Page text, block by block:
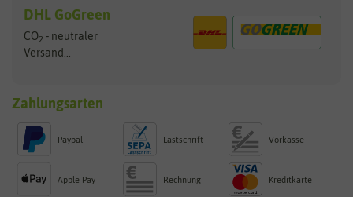
DHL GoGreen
CO2 - neutraler
Versand...
Zahlungsarten
Paypal Lastschrift Vorkasse
Apple Pay Rechnung Kreditkarte